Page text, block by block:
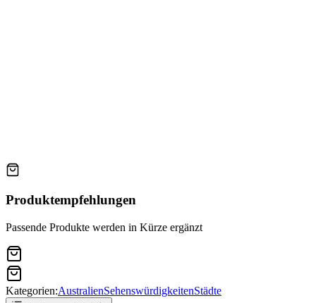
Produktempfehlungen
Passende Produkte werden in Kürze ergänzt
Kategorien:AustralienSehenswürdigkeitenStädte